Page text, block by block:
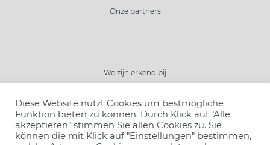
Sluiten
kies uw resort
kies uw programma
Onze partners
We zijn erkend bij
Diese Website nutzt Cookies um bestmögliche
Funktion bieten zu können. Durch Klick auf "Alle
akzeptieren" stimmen Sie allen Cookies zu. Sie
können die mit Klick auf "Einstellungen" bestimmen,